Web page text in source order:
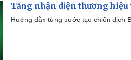
Tăng nhận diện thương hiệu
Hướng dẫn từng bước tạo chiến dịch